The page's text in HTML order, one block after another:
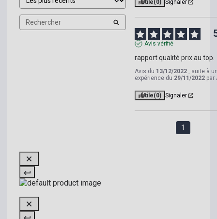
Utile(0) Signaler
Avis vérifié
rapport qualité prix au top.
Avis du 13/12/2022 , suite à
expérience du 29/11/2022 par
Utile(0) Signaler
1